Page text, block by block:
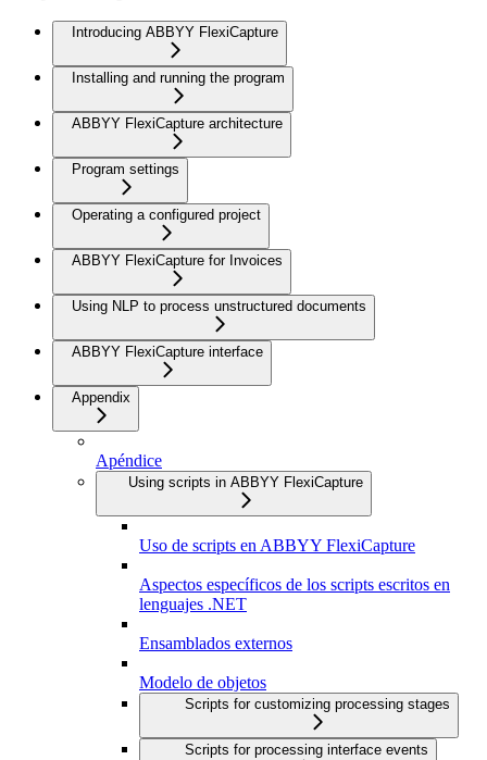
Introducing ABBYY FlexiCapture
Installing and running the program
ABBYY FlexiCapture architecture
Program settings
Operating a configured project
ABBYY FlexiCapture for Invoices
Using NLP to process unstructured documents
ABBYY FlexiCapture interface
Appendix
Apéndice
Using scripts in ABBYY FlexiCapture
Uso de scripts en ABBYY FlexiCapture
Aspectos específicos de los scripts escritos en
lenguajes .NET
Ensamblados externos
Modelo de objetos
Scripts for customizing processing stages
Scripts for processing interface events